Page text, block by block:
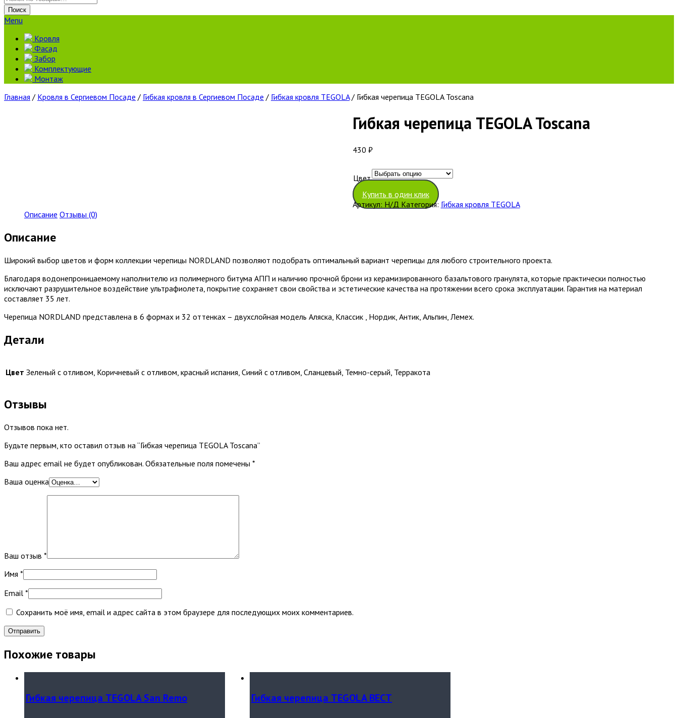
Поиск
Menu
Кровля
Фасад
Забор
Комплектующие
Монтаж
Главная / Кровля в Сергиевом Посаде / Гибкая кровля в Сергиевом Посаде / Гибкая кровля TEGOLA/ Гибкая черепица TEGOLA Toscana
Гибкая черепица TEGOLA Toscana
430 ₽
Цвет
Очистить
Купить в один клик
Артикул: Н/Д Категория: Гибкая кровля TEGOLA
Описание Отзывы (0)
Описание
Широкий выбор цветов и форм коллекции черепицы NORDLAND позволяют подобрать оптимальный вариант черепицы для любого строительного проекта.
Благодаря водонепроницаемому наполнителю из полимерного битума АПП и наличию прочной брони из керамизированного базальтового гранулята, которые практически полностью
исключают разрушительное воздействие ультрафиолета, покрытие сохраняет свои свойства и эстетические качества на протяжении всего срока эксплуатации. Гарантия на материал
составляет 35 лет.
Черепица NORDLAND представлена в 6 формах и 32 оттенках – двухслойная модель Аляска, Классик , Нордик, Антик, Альпин, Лемех.
Детали
Цвет Зеленый с отливом, Коричневый с отливом, красный испания, Синий с отливом, Сланцевый, Темно-серый, Терракота
Отзывы
Отзывов пока нет.
Будьте первым, кто оставил отзыв на “Гибкая черепица TEGOLA Toscana”
Ваш адрес email не будет опубликован. Обязательные поля помечены *
Ваша оценка
Ваш отзыв *
Имя *
Email *
Сохранить моё имя, email и адрес сайта в этом браузере для последующих моих комментариев.
Похожие товары
Гибкая черепица TEGOLA San Remo Гибкая черепица TEGOLA ВЕСТ